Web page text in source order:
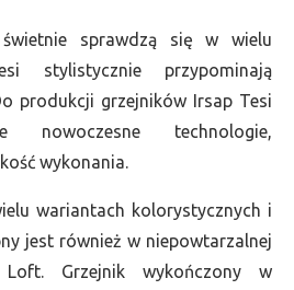
sprawdzą się w wielu
stylistycznie przypominają
produkcji grzejników Irsap Tesi
nowoczesne technologie,
wykonania.
wariantach kolorystycznych i
jest również w niepowtarzalnej
Loft. Grzejnik wykończony w